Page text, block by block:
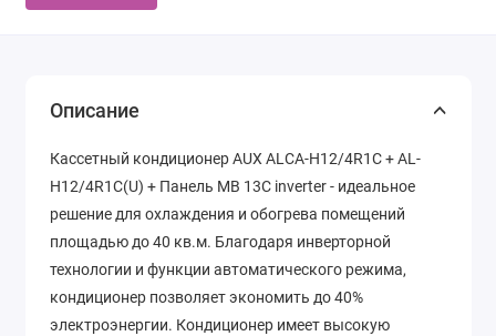
Описание
Кассетный кондиционер AUX ALCA-H12/4R1С + AL-
H12/4R1С(U) + Панель MB 13С inverter - идеальное
решение для охлаждения и обогрева помещений
площадью до 40 кв.м. Благодаря инверторной
технологии и функции автоматического режима,
кондиционер позволяет экономить до 40%
электроэнергии. Кондиционер имеет высокую